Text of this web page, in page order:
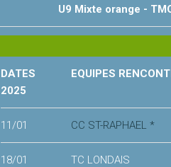
U9 Mixte orange -
DATES
2025
EQUIPES
11/01 CC ST-RAPHAEL *
18/01 TC LONDAIS